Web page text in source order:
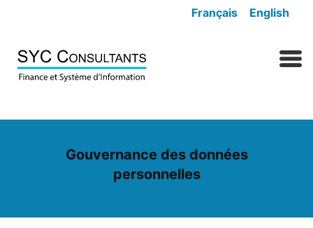
Français English
MENU
Gouvernance des données
personnelles